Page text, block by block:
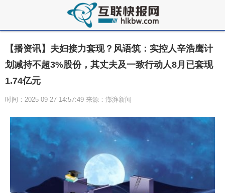
【播资讯】夫妇接力套现？风语筑：实控人辛浩鹰计
划减持不超3%股份，其丈夫及一致行动人8月已套现
1.74亿元
时间：2025-09-27 14:57:49 来源：澎湃新闻